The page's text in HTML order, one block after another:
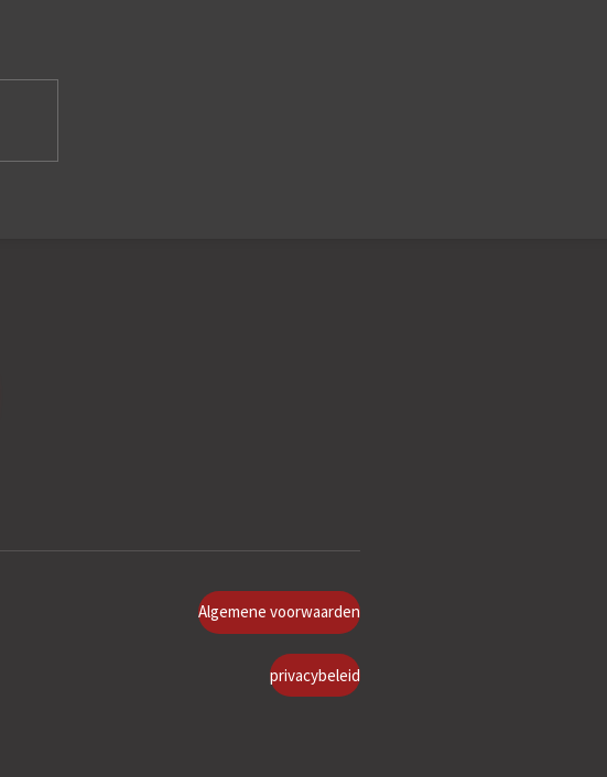
Algemene voorwaarden
privacybeleid